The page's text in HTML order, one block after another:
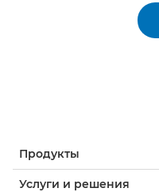
Продукты
Услуги и решения